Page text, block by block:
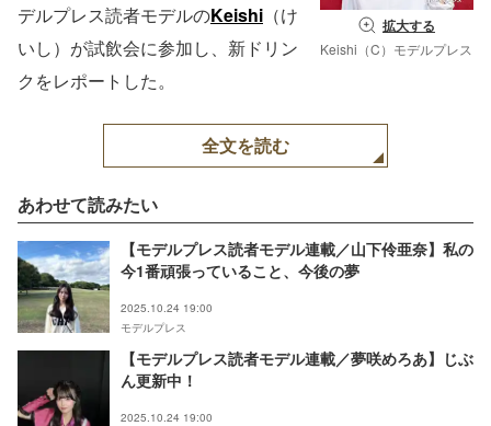
拡大する
Keishi（C）モデルプレス
デルプレス読者モデルのKeishi （け
いし）が試飲会に参加し、新ドリン
クをレポートした。
全文を読む
あわせて読みたい
【モデルプレス読者モデル連載／山下伶亜奈】私の
今1番頑張っていること、今後の夢
2025.10.24 19:00
モデルプレス
【モデルプレス読者モデル連載／夢咲めろあ】じぶ
ん更新中！
2025.10.24 19:00